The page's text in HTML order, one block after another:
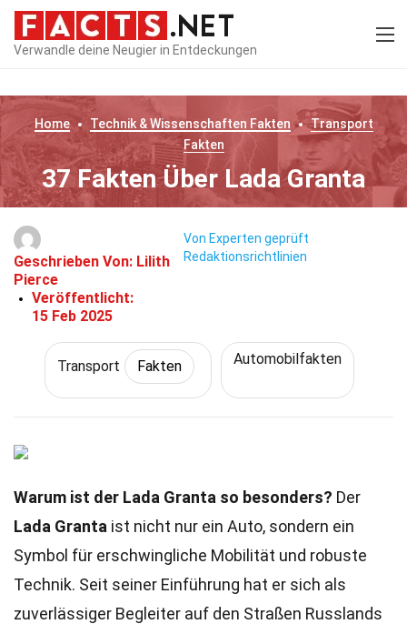
Verwandle deine Neugier in Entdeckungen
Home Technik & Wissenschaften Fakten
Transport
Fakten
37 Fakten Über Lada Granta
Geschrieben Von: Lilith
Pierce
Veröffentlicht:
15 Feb 2025
Von Experten geprüft
Redaktionsrichtlinien
Transport Fakten Automobilfakten
Warum ist der Lada Granta so besonders? Der
Lada Granta ist nicht nur ein Auto, sondern ein
Symbol für erschwingliche Mobilität und robuste
Technik. Seit seiner Einführung hat er sich als
zuverlässiger Begleiter auf den Straßen Russlands